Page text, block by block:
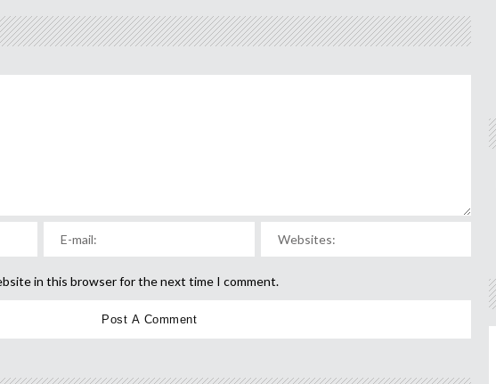
in this browser for the next time I comment.